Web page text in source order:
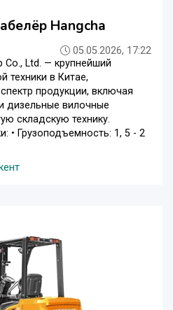
Hangcha
05.05.2026, 17:22
Co., Ltd. — крупнейший
техники в Китае,
продукции, включая
дизельные вилочные
складскую технику.
• Грузоподъемность: 1, 5 - 2